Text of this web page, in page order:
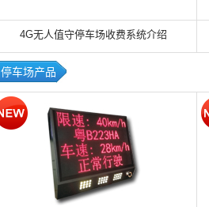
4G无人值守停车场收费系统介绍
停车场产品